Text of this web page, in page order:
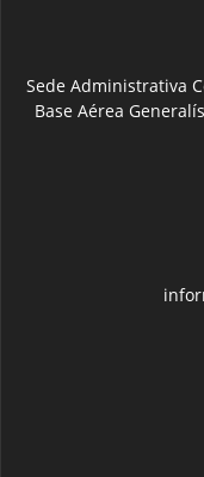
Sede Administrativa
Base Aérea